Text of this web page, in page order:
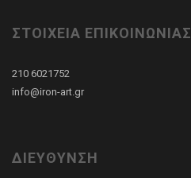
ΣΤΟΙΧΕΙΑ ΕΠΙΚΟΙΝΩΝΙΑΣ
210 6021752
info@iron-art.gr
ΔΙΕΥΘΥΝΣΗ